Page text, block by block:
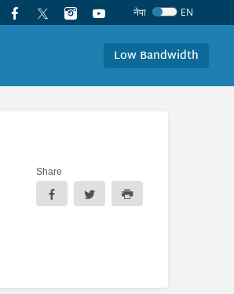
नेपा EN
Low Bandwidth
Share